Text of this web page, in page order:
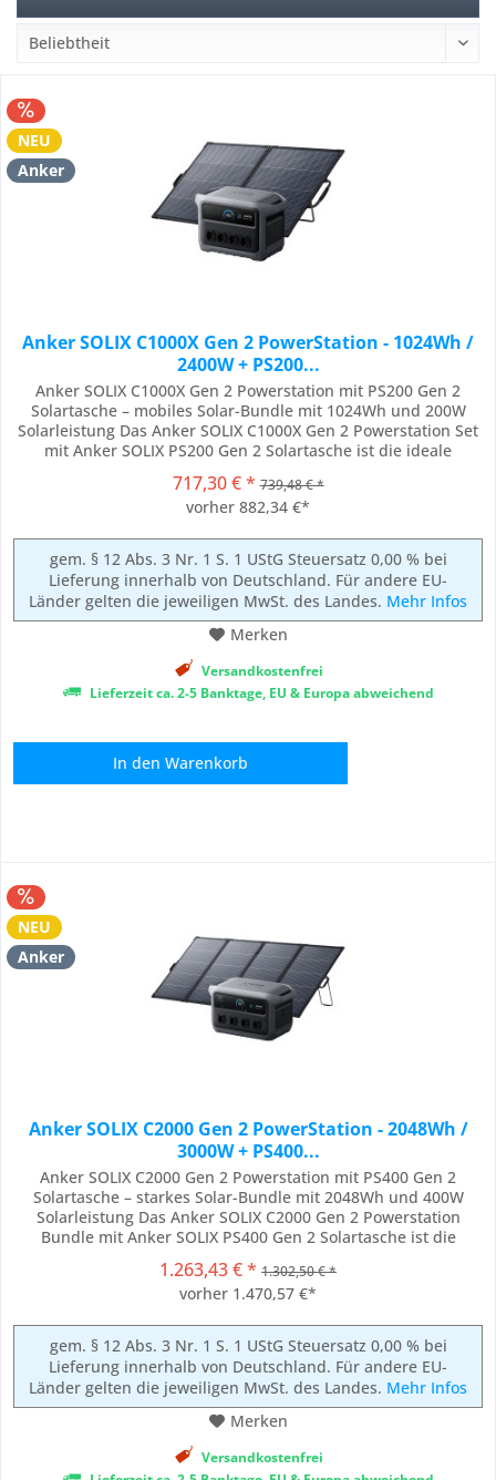
NEU
Anker
Anker SOLIX C1000X Gen 2 PowerStation - 1024Wh /
2400W + PS200...
Anker SOLIX C1000X Gen 2 Powerstation mit PS200 Gen 2
Solartasche – mobiles Solar-Bundle mit 1024Wh und 200W
Solarleistung Das Anker SOLIX C1000X Gen 2 Powerstation Set
mit Anker SOLIX PS200 Gen 2 Solartasche ist die ideale
Wohnmobil, im Garten, auf Reisen oder bei Stromausfällen
zuverlässig Energie zur Verfügung haben...
717,30 € * 739,48 € *
vorher 882,34 €*
gem. § 12 Abs. 3 Nr. 1 S. 1 UStG Steuersatz 0,00 % bei
Lieferung innerhalb von Deutschland. Für andere EU-
Länder gelten die jeweiligen MwSt. des Landes. Mehr Infos
Merken
Versandkostenfrei
Lieferzeit ca. 2-5 Banktage, EU & Europa abweichend
In den Warenkorb
NEU
Anker
Anker SOLIX C2000 Gen 2 PowerStation - 2048Wh /
3000W + PS400...
Anker SOLIX C2000 Gen 2 Powerstation mit PS400 Gen 2
Solartasche – starkes Solar-Bundle mit 2048Wh und 400W
Solarleistung Das Anker SOLIX C2000 Gen 2 Powerstation
Bundle mit Anker SOLIX PS400 Gen 2 Solartasche ist die
mobile Stromversorgung mit hoher Kapazität und effizienter
Solarladung suchen. Mit einer...
1.263,43 € * 1.302,50 € *
vorher 1.470,57 €*
gem. § 12 Abs. 3 Nr. 1 S. 1 UStG Steuersatz 0,00 % bei
Lieferung innerhalb von Deutschland. Für andere EU-
Länder gelten die jeweiligen MwSt. des Landes. Mehr Infos
Merken
Versandkostenfrei